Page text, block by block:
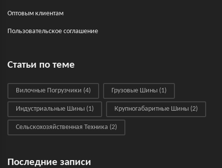
Оптовым клиентам
Пользовательское соглашение
Статьи по теме
Вилочные Погрузчики (4) Грузовые Шины (1)
Индустриальные Шины (1) Крупногабаритные Шины (2)
Сельскохозяйственная Техника (2)
Последние записи